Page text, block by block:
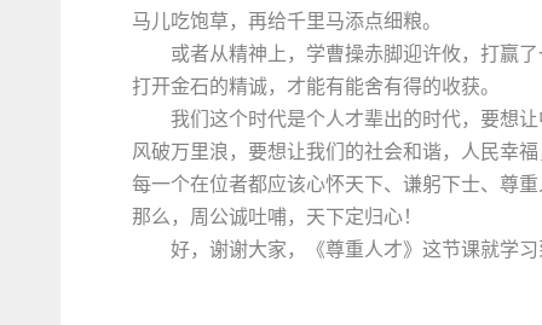
马儿吃饱草，再给千里马添点细粮。
或者从精神上，学曹操赤脚迎许攸，打赢
打开金石的精诚，才能有能舍有得的收获。
我们这个时代是个人才辈出的时代，要想
风破万里浪，要想让我们的社会和谐，人民幸
每一个在位者都应该心怀天下、谦躬下士、尊
那么，周公诚吐哺，天下定归心！
好，谢谢大家，《尊重人才》这节课就学